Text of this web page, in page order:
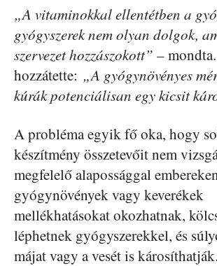
„A vitaminokkal ellentétben a
gyógyszerek nem olyan dolgok,
szervezet hozzászokott” –
hozzátette: „A gyógynövényes
kúrák potenciálisan egy kicsit
A probléma egyik fő oka, hogy
készítmény összetevőit nem
megfelelő alapossággal
gyógynövények vagy keverékek
mellékhatásokat okozhatnak,
léphetnek gyógyszerekkel, és
májat vagy a vesét is károsíthatják.